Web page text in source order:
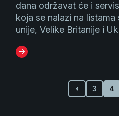
dana održavat će i
koja se nalazi na
unije, Velike Britanije i
3 4